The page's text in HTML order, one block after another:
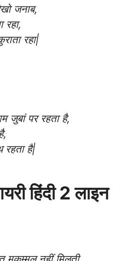
जनाब,
रहा,
रहा|
जुबां पर रहता है,
रहता है|
हिंदी 2 लाइन